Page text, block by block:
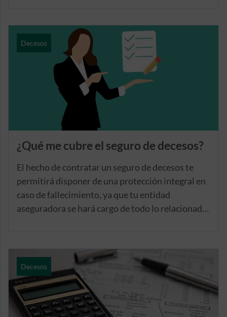
Decesos
¿Qué me cubre el seguro de decesos?
El hecho de contratar un seguro de decesos te
permitirá disponer de una protección integral en
caso de fallecimiento, ya que tu entidad
aseguradora se hará cargo de todo lo relacionado
servicios complementarios, como Asistencia en
viaje, Asistencia en traslados o cobertura de
accidentes familiares.
Decesos